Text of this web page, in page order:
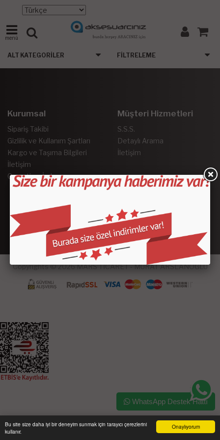
Onaylıyorum
Bu site size daha iyi bir deneyim sunmak için tarayıcı çerezlerini
kullanır.
menü
ALT KATEGORILER FILTRELEME
Kurumsal
Sipariş Takibi
Gizlilik ve Kullanım Şartları
Kargo ve Taşıma Bilgileri
İletişim
Garanti ve İade
Müşteri Hizmetleri
S.S.S.
Detaylı Arama
İletişim
Copyrights © 2026 MARS TİCARET - MURAT ARSLANOĞLU
Ana Sayfa Sipariş Takibi İletişim
WhatsApp Destek Hattı